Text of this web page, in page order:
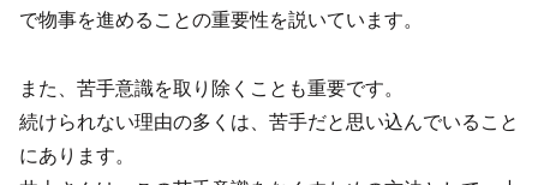
で物事を進めることの重要性を説いています。
また、苦手意識を取り除くことも重要です。
続けられない理由の多くは、苦手だと思い込んでいること
にあります。